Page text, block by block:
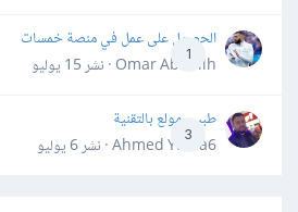
1
الحصول على عمل في منصة خمسات
Omar Abdallh · نشر
15 يوليو
3
طبيب مولع بالتقنية
Ahmed Yahia6 · نشر
6 يوليو